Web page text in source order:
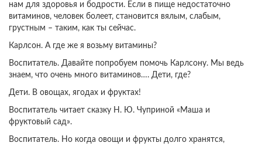
нам для здоровья и бодрости. Если в пище недостаточно
витаминов, человек болеет, становится вялым, слабым,
грустным – таким, как ты сейчас.
Карлсон. А где же я возьму витамины?
Воспитатель. Давайте попробуем помочь Карлсону. Мы ведь
знаем, что очень много витаминов…. Дети, где?
Дети. В овощах, ягодах и фруктах!
Воспитатель читает сказку Н. Ю. Чуприной «Маша и
фруктовый сад».
Воспитатель. Но когда овощи и фрукты долго хранятся,